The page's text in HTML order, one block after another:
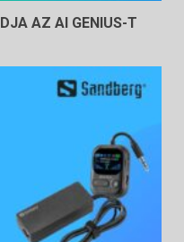
AZ AI GENIUS-T